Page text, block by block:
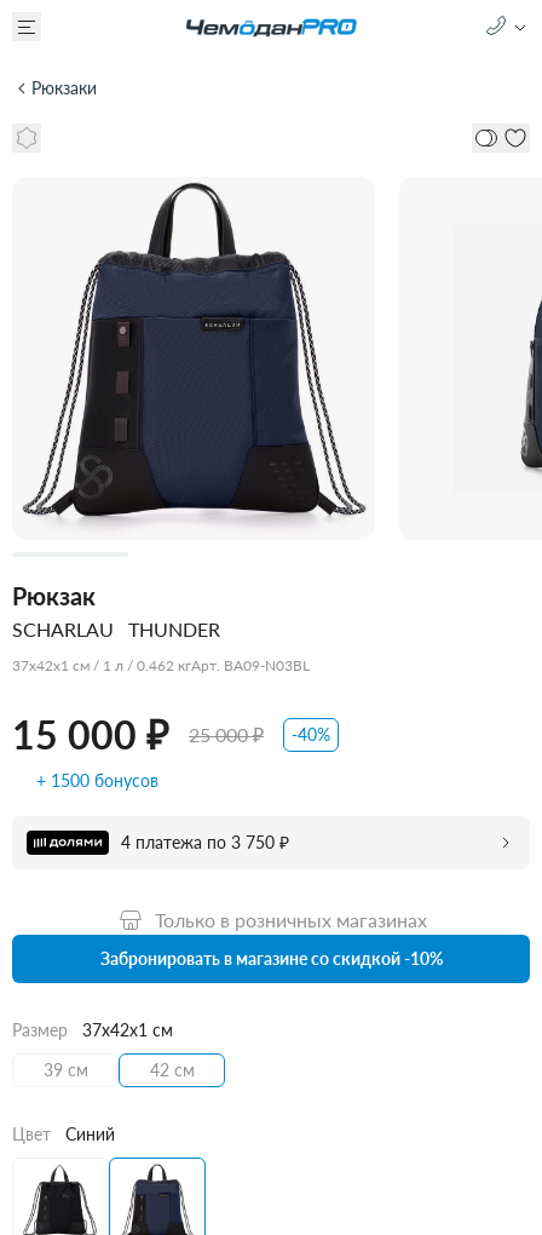
Рюкзаки
Рюкзак
SCHARLAU THUNDER
37x42x1 см / 1 л / 0.462 кгАрт. BA09-N03BL
15 000 ₽ 25 000 ₽ -40%
+ 1500 бонусов
4 платежа по 3 750 ₽
Только в розничных магазинах
Забронировать в магазине со скидкой -10%
Размер
37x42x1 см
39 см
42 см
Цвет Синий